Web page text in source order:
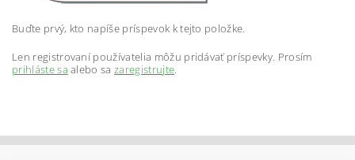
Buďte prvý, kto napíše príspevok k tejto položke.
Len registrovaní používatelia môžu pridávať príspevky. Prosím
prihláste sa alebo sazaregistrujte.